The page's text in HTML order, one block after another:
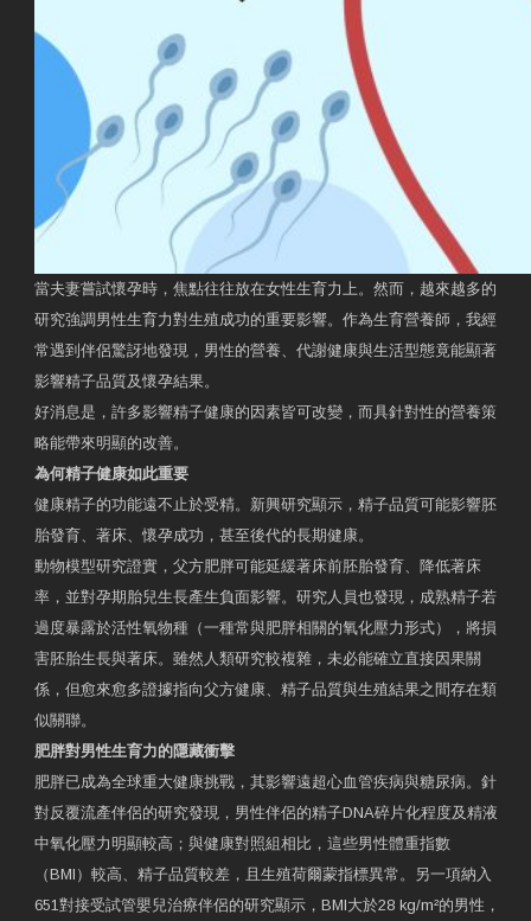
當夫妻嘗試懷孕時，焦點往往放在女性生育力上。然而，越來越多的
研究強調男性生育力對生殖成功的重要影響。作為生育營養師，我經
常遇到伴侶驚訝地發現，男性的營養、代謝健康與生活型態竟能顯著
影響精子品質及懷孕結果。
好消息是，許多影響精子健康的因素皆可改變，而具針對性的營養策
略能帶來明顯的改善。
為何精子健康如此重要
健康精子的功能遠不止於受精。新興研究顯示，精子品質可能影響胚
胎發育、著床、懷孕成功，甚至後代的長期健康。
動物模型研究證實，父方肥胖可能延緩著床前胚胎發育、降低著床
率，並對孕期胎兒生長產生負面影響。研究人員也發現，成熟精子若
過度暴露於活性氧物種（一種常與肥胖相關的氧化壓力形式），將損
害胚胎生長與著床。雖然人類研究較複雜，未必能確立直接因果關
係，但愈來愈多證據指向父方健康、精子品質與生殖結果之間存在類
似關聯。
肥胖對男性生育力的隱藏衝擊
肥胖已成為全球重大健康挑戰，其影響遠超心血管疾病與糖尿病。針
對反覆流產伴侶的研究發現，男性伴侶的精子DNA碎片化程度及精液
中氧化壓力明顯較高；與健康對照組相比，這些男性體重指數
（BMI）較高、精子品質較差，且生殖荷爾蒙指標異常。另一項納入
651對接受試管嬰兒治療伴侶的研究顯示，BMI大於28 kg/m²的男性，